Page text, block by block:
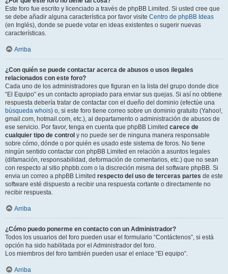
Este foro fue escrito y licenciado a través de phpBB Limited. Si usted cree que
se debe añadir alguna característica por favor visite Centro de phpBB Ideas
(en Inglés), donde se puede votar en ideas existentes o sugerir nuevas
características.
Arriba
¿Con quién se puede contactar acerca de abusos o usos ilegales
relacionados con este foro?
Cada uno de los administradores que figuran en la lista del grupo donde dice
“El Equipo” es un contacto apropiado para enviar sus quejas. Si así no obtiene
respuesta debería tratar de contactar con el dueño del dominio (efectúe una
búsqueda whois) o, si este foro tiene correo sobre un dominio gratuito (Yahoo!,
gmail.com, hotmail.com, etc.), al departamento o administración de abusos de
ese servicio. Por favor, tenga en cuenta que phpBB Limited carece de
cualquier tipo de control y no puede ser de ninguna manera responsable
sobre cómo, dónde o por quién es usado este sistema de foros. No tiene
ningún sentido contactar con phpBB Limited en relación a asuntos legales
(difamación, responsabilidad, deformación de comentarios, etc.) que no sean
con respecto al sitio phpbb.com o la discreción misma del software phpBB. Si
envia un correo a phpBB Limited respecto del uso de terceras partes de este
software esté dispuesto a recibir una respuesta cortante o directamente no
recibir respuesta.
Arriba
¿Cómo puedo ponerme en contacto con un Administrador?
Todos los usuarios del foro pueden usar el formulario “Contáctenos”, si está
opción ha sido habilitada por el Administrador del foro.
Los miembros del foro también pueden usar el enlace “El equipo”.
Arriba